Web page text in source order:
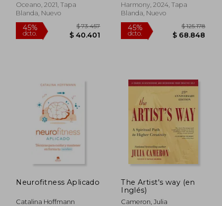
Oceano, 2021, Tapa
Blanda, Nuevo
Harmony, 2024, Tapa
Blanda, Nuevo
45%
dcto.
Neurofitness Aplicado
Catalina Hoffmann
The Artist's way (en
Inglés)
Cameron, Julia